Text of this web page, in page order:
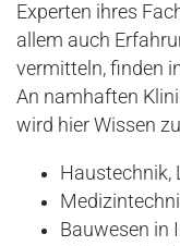
Experten ihres
allem auch
vermitteln, finden
An namhaften
wird hier Wissen
Haustechnik,
Bauwesen in